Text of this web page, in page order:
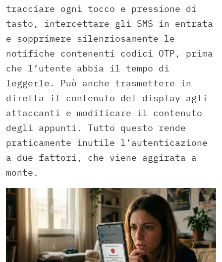
tracciare ogni tocco e pressione di
tasto, intercettare gli SMS in entrata
e sopprimere silenziosamente le
notifiche contenenti codici OTP, prima
che l’utente abbia il tempo di
leggerle. Può anche trasmettere in
diretta il contenuto del display agli
attaccanti e modificare il contenuto
degli appunti. Tutto questo rende
praticamente inutile l’autenticazione
a due fattori, che viene aggirata a
monte.